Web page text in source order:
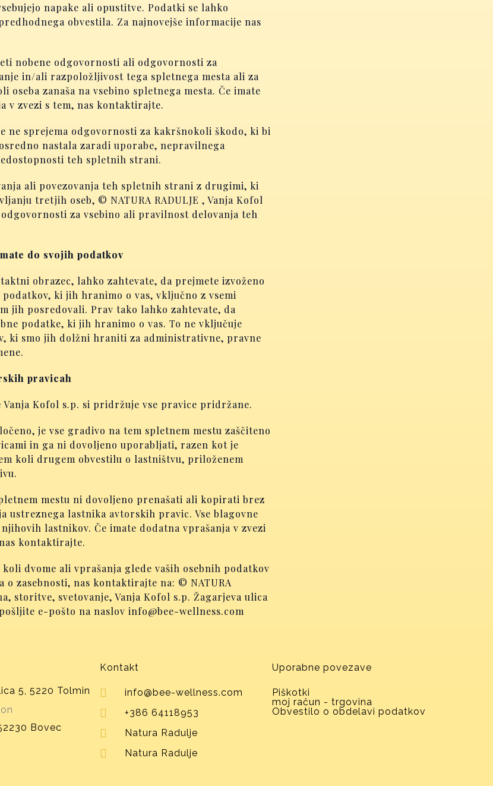
napake ali opustitve. Podatki se lahko
obvestila. Za najnovejše informacije nas
nobene odgovornosti ali odgovornosti za
in/ali razpoložljivost tega spletnega mesta ali za
oseba zanaša na vsebino spletnega mesta. Če imate
v zvezi s tem, nas kontaktirajte.
ne sprejema odgovornosti za kakršnokoli škodo, ki bi
nastala zaradi uporabe, nepravilnega
teh spletnih strani.
ali povezovanja teh spletnih strani z drugimi, ki
tretjih oseb, © NATURA RADULJE , Vanja Kofol
odgovornosti za vsebino ali pravilnost delovanja teh
do svojih podatkov
obrazec, lahko zahtevate, da prejmete izvoženo
ki jih hranimo o vas, vključno z vsemi
jih posredovali. Prav tako lahko zahtevate, da
podatke, ki jih hranimo o vas. To ne vključuje
ki smo jih dolžni hraniti za administrativne, pravne
pravicah
Kofol s.p. si pridržuje vse pravice pridržane.
je vse gradivo na tem spletnem mestu zaščiteno
in ga ni dovoljeno uporabljati, razen kot je
koli drugem obvestilu o lastništvu, priloženem
mestu ni dovoljeno prenašati ali kopirati brez
ustreznega lastnika avtorskih pravic. Vse blagovne
lastnikov. Če imate dodatna vprašanja v zvezi
kontaktirajte.
koli dvome ali vprašanja glede vaših osebnih podatkov
o zasebnosti, nas kontaktirajte na: © NATURA
storitve, svetovanje, Vanja Kofol s.p. Žagarjeva ulica
e-pošto na naslov info@bee-wellness.com
5, 5220 Tolmin
Bovec
Kontakt
info@bee-wellness.com
+386 64118953
Natura Radulje
Natura Radulje
Uporabne povezave
Piškotki
moj račun - trgovina
Obvestilo o obdelavi podatkov